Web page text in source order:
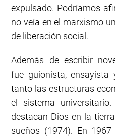
expulsado. Podríamos
no veía en el marxismo
de liberación social.
Además de escribir
fue guionista,
tanto las estructuras
el sistema
destacan Dios en la
sueños (1974). En